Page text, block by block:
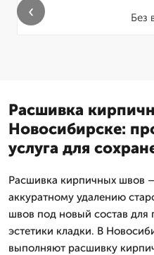
Без
‹
Расшивка
Новосибирске:
услуга для
Расшивка кирпичных швов
аккуратному удалению
швов под новый состав
эстетики кладки. В
выполняют расшивку